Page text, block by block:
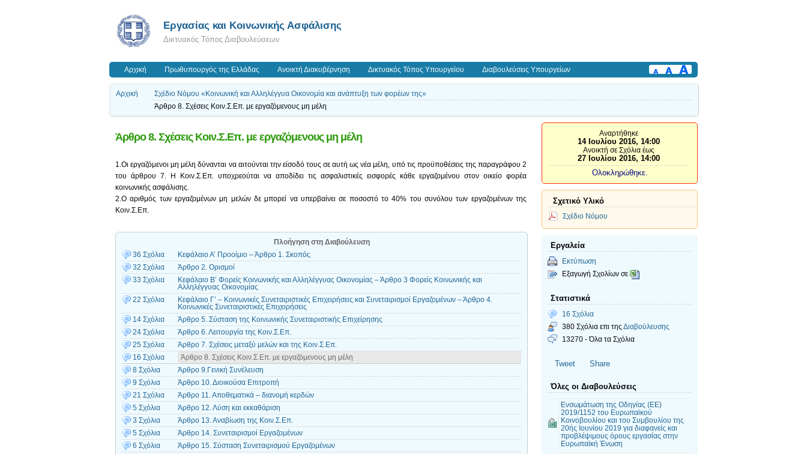
Εργασίας και Κοινωνικής Ασφάλισης
Δικτυακός Τόπος Διαβουλεύσεων
Αρχική Πρωθυπουργός της Ελλάδας Ανοικτή Διακυβέρνηση Δικτυακός Τόπος Υπουργείου Διαβουλεύσεις Υπουργείων
Αρχική
Σχέδιο Νόμου «Κοινωνική και Αλληλέγγυα Οικονομία και ανάπτυξη των φορέων της»
Άρθρο 8. Σχέσεις Κοιν.Σ.Επ. με εργαζόμενους μη μέλη
Άρθρο 8. Σχέσεις Κοιν.Σ.Επ. με εργαζόμενους μη μέλη
1.Οι εργαζόμενοι μη μέλη δύνανται να αιτούνται την είσοδό τους σε αυτή ως νέα μέλη, υπό τις προϋποθέσεις της παραγράφου 2
του άρθρου 7. Η Κοιν.Σ.Επ. υποχρεούται να αποδίδει τις ασφαλιστικές εισφορές κάθε εργαζομένου στον οικείο φορέα
κοινωνικής ασφάλισης.
2.Ο αριθμός των εργαζομένων μη μελών δε μπορεί να υπερβαίνει σε ποσοστό το 40% του συνόλου των εργαζομένων της
Κοιν.Σ.Επ.
Πλοήγηση στη Διαβούλευση
36 Σχόλια
Κεφάλαιο Α’ Προοίμιο – Άρθρο 1. Σκοπός
32 Σχόλια
Άρθρο 2. Ορισμοί
33 Σχόλια
Κεφάλαιο Β’ Φορείς Κοινωνικής και Αλληλέγγυας Οικονομίας – Άρθρο 3 Φορείς Κοινωνικής και
Αλληλέγγυας Οικονομίας
22 Σχόλια
Κεφάλαιο Γ’ – Κοινωνικές Συνεταιριστικές Επιχειρήσεις και Συνεταιρισμοί Εργαζομένων – Άρθρο 4.
Κοινωνικές Συνεταιριστικές Επιχειρήσεις
14 Σχόλια
Άρθρο 5. Σύσταση της Κοινωνικής Συνεταιριστικής Επιχείρησης
24 Σχόλια
Άρθρο 6. Λειτουργία της Κοιν.Σ.Επ.
25 Σχόλια
Άρθρο 7. Σχέσεις μεταξύ μελών και της Κoιν.Σ.Επ.
16 Σχόλια
Άρθρο 8. Σχέσεις Κοιν.Σ.Επ. με εργαζόμενους μη μέλη
8 Σχόλια
Άρθρο 9.Γενική Συνέλευση
9 Σχόλια
Άρθρο 10. Διοικούσα Επιτροπή
21 Σχόλια
Άρθρο 11. Αποθεματικά – διανομή κερδών
5 Σχόλια
Άρθρο 12. Λύση και εκκαθάριση
3 Σχόλια
Άρθρο 13. Αναβίωση της Κοιν.Σ.Επ.
5 Σχόλια
Άρθρο 14. Συνεταιρισμοί Εργαζομένων
6 Σχόλια
Άρθρο 15. Σύσταση Συνεταιρισμού Εργαζομένων
Αναρτήθηκε
14 Ιουλίου 2016, 14:00
Ανοικτή σε Σχόλια έως
27 Ιουλίου 2016, 14:00
Ολοκληρώθηκε.
Σχετικό Υλικό
Σχέδιο Νόμου
Εργαλεία
Εκτύπωση
Εξαγωγή Σχολίων σε
Στατιστικά
16 Σχόλια
380 Σχόλια επι της Διαβούλευσης
13270 - Όλα τα Σχόλια
Tweet Share
Όλες οι Διαβουλεύσεις
Ενσωμάτωση της Οδηγίας (ΕΕ)
2019/1152 του Ευρωπαϊκού
Κοινοβουλίου και του Συμβουλίου της
20ής Ιουνίου 2019 για διαφανείς και
προβλέψιμους όρους εργασίας στην
Ευρωπαϊκή Ένωση